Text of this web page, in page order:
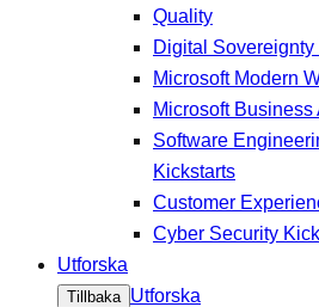
Quality
Digital Sovereignty
Microsoft Modern
Microsoft
Software
Kickstarts
Customer
Cyber Security
Utforska
Tillbaka Utforska